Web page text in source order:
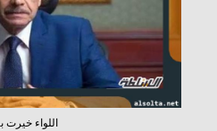
اللواء خيرت